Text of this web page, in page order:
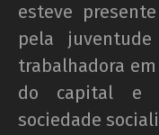
esteve
pela
trabalhadora
do capital e
sociedade